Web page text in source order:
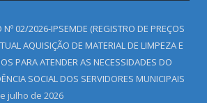
Nº 02/2026-IPSEMDE (REGISTRO DE PREÇOS
AQUISIÇÃO DE MATERIAL DE LIMPEZA E
PARA ATENDER AS NECESSIDADES DO
SOCIAL DOS SERVIDORES MUNICIPAIS
julho de 2026